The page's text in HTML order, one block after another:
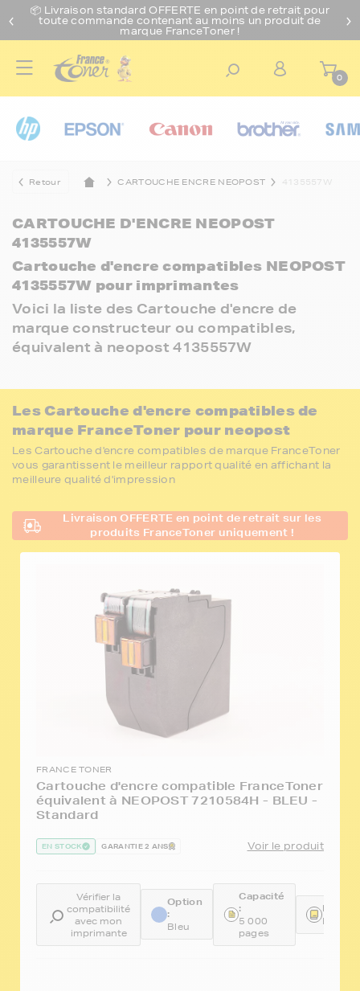
📦 Livraison standard OFFERTE en point de retrait pour
toute commande contenant au moins un produit de
marque FranceToner !
0
Retour CARTOUCHE ENCRE NEOPOST 4135557W
CARTOUCHE D'ENCRE NEOPOST
4135557W
Cartouche d'encre compatibles NEOPOST
4135557W pour imprimantes
Voici la liste des Cartouche d'encre de
marque constructeur ou compatibles,
équivalent à neopost 4135557W
Les Cartouche d'encre compatibles de
marque FranceToner pour neopost
Les Cartouche d'encre compatibles de marque FranceToner
vous garantissent le meilleur rapport qualité en affichant la
meilleure qualité d'impression
Livraison OFFERTE en point de retrait sur les
produits FranceToner uniquement !
FRANCE TONER
Cartouche d'encre compatible FranceToner
équivalent à NEOPOST 7210584H - BLEU -
Standard
EN STOCK GARANTIE 2 ANS Voir le produit
Vérifier la
compatibilité
avec mon
imprimante
Option
:
Bleu
Capacité
:
5 000
pages